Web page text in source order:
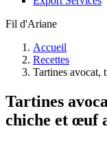
Fil d'Ariane
Accueil
Recettes
Tartines avocat,
Tartines
chiche et œuf